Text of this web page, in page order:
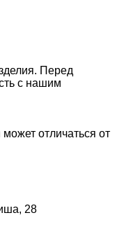
Перед
с нашим
отличаться от
28